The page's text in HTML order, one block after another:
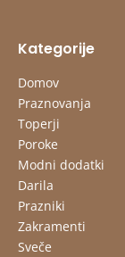
Kategorije
Domov
Praznovanja
Toperji
Poroke
Modni dodatki
Darila
Prazniki
Zakramenti
Sveče